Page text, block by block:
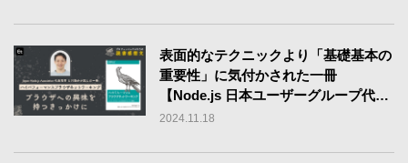
表面的なテクニックより「基礎基本の
重要性」に気付かされた一冊
【Node.js 日本ユーザーグループ代
表・古川陽介】
2024.11.18